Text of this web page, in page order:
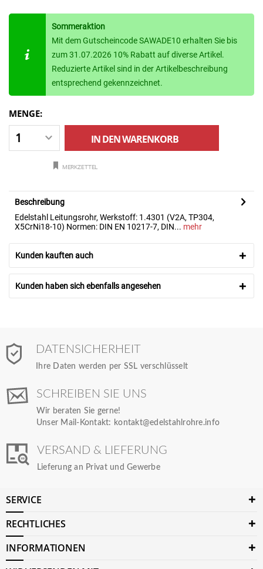
Sommeraktion
Mit dem Gutscheincode SAWADE10 erhalten Sie bis
zum 31.07.2026 10% Rabatt auf diverse Artikel.
Reduzierte Artikel sind in der Artikelbeschreibung
entsprechend gekennzeichnet.
MENGE:
IN DENWARENKORB
MERKZETTEL
Beschreibung
Edelstahl Leitungsrohr, Werkstoff: 1.4301 (V2A, TP304,
X5CrNi18-10) Normen: DIN EN 10217-7, DIN... mehr
Kunden kauften auch
Kunden haben sich ebenfalls angesehen
DATENSICHERHEIT
Ihre Daten werden per SSL verschlüsselt
SCHREIBEN SIE UNS
Wir beraten Sie gerne!
Unser Mail-Kontakt: kontakt@edelstahlrohre.info
VERSAND & LIEFERUNG
Lieferung an Privat und Gewerbe
SERVICE
RECHTLICHES
INFORMATIONEN